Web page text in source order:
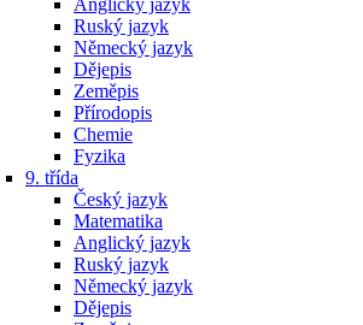
Ruský jazyk
Německý jazyk
Dějepis
Zeměpis
Přírodopis
Chemie
Fyzika
9. třída
Český jazyk
Matematika
Anglický jazyk
Ruský jazyk
Německý jazyk
Dějepis